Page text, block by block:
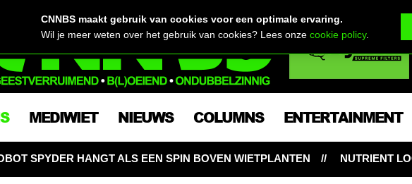
MEDIWIET NIEUWS COLUMNS ENTERTAINMENT
BOVEN WIETPLANTEN NUTRIENT LOCKOUT: HONGERIGE
CNNBS maakt gebruik van cookies voor een optimale ervaring.
Wil je meer weten over het gebruik van cookies? Lees onzecookie policy.